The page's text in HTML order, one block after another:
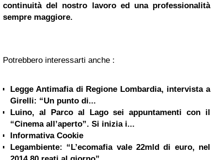
continuità del nostro lavoro ed una professionalità
sempre maggiore.
Potrebbero interessarti anche :
Legge Antimafia di Regione Lombardia, intervista a
Girelli: “Un punto di...
Luino, al Parco al Lago sei appuntamenti con il
“Cinema all’aperto”. Si inizia i...
Informativa Cookie
Legambiente: “L’ecomafia vale 22mld di euro, nel